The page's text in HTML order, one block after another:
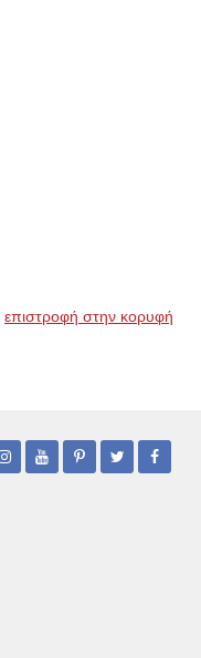
επιστροφή στην κορυφή